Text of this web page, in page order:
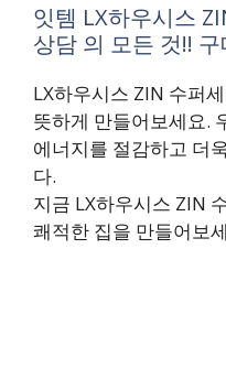
잇템 LX하우시스
상담 의 모든 것!!
LX하우시스 ZIN 수퍼
뜻하게 만들어보세요.
에너지를 절감하고 더
다.
지금 LX하우시스 ZIN
쾌적한 집을 만들어보